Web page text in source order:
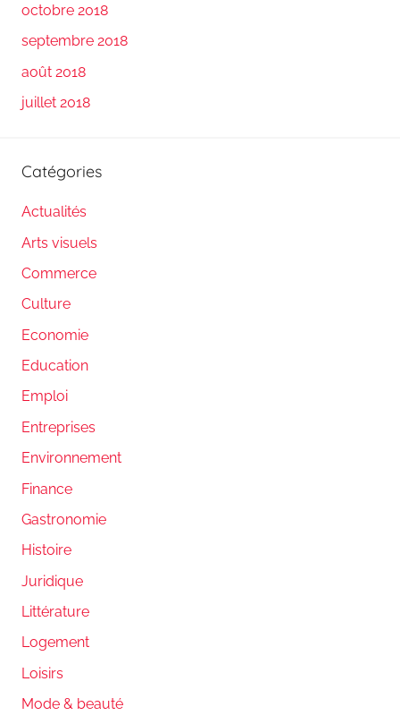
octobre 2018
septembre 2018
août 2018
juillet 2018
Catégories
Actualités
Arts visuels
Commerce
Culture
Economie
Education
Emploi
Entreprises
Environnement
Finance
Gastronomie
Histoire
Juridique
Littérature
Logement
Loisirs
Mode & beauté